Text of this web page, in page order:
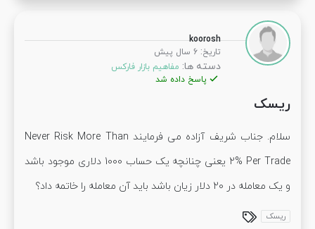
koorosh
تاریخ: 6 سال پیش
دسته ها: مفاهیم بازار فارکس
پاسخ داده شد
ریسک
سلام. جناب شریف آزاده می فرمایند Never Risk More Than
2% Per Trade یعنی چنانچه یک حساب 1000 دلاری موجود باشد
و یک معامله در 20 دلار زیان باشد باید آن معامله را خاتمه داد؟
ریسک